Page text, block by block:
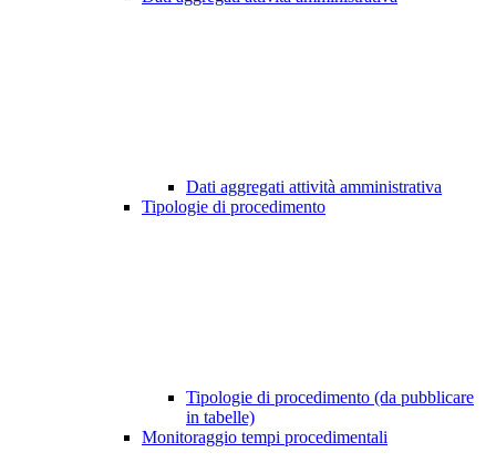
Dati aggregati attività amministrativa
Tipologie di procedimento
Tipologie di procedimento (da pubblicare
in tabelle)
Monitoraggio tempi procedimentali